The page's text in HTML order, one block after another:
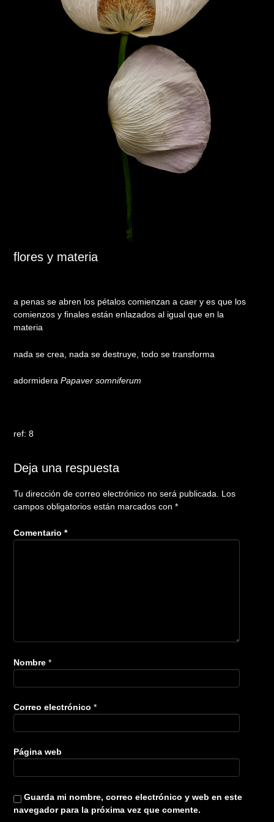
flores y materia
a penas se abren los pétalos comienzan a caer y es que los
comienzos y finales están enlazados al igual que en la
materia
nada se crea, nada se destruye, todo se transforma
adormidera Papaver somniferum
ref: 8
Deja una respuesta
Tu dirección de correo electrónico no será publicada.
Los
campos obligatorios están marcados con *
Comentario *
Nombre *
Correo electrónico *
Página web
Guarda mi nombre, correo electrónico y web en este
navegador para la próxima vez que comente.